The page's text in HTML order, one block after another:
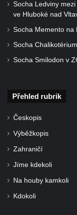
Pamětní deska
na
Pamětní deska
čp. 248/16 na
Pamětní deska
Socha Ledviny
ve Hluboké nad
Socha Memento na
Socha
Socha Smilodon v
Přehled rubrik
Českopis
Výběžkopis
Zahraničí
Jíme kdekoli
Na houby kamkoli
Kdokoli